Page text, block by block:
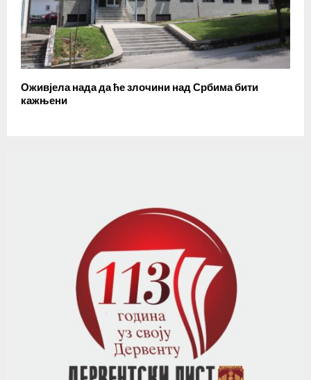
Оживјела нада да ће злочини над Србима бити
кажњени